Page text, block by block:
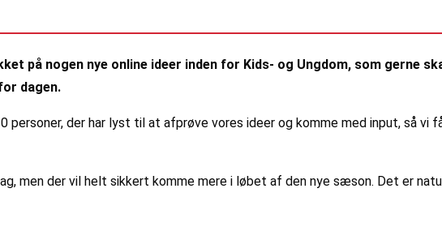
på nogen nye online ideer inden for Kids- og Ungdom, som
dagen.
personer, der har lyst til at afprøve vores ideer og komme med input, så
men der vil helt sikkert komme mere i løbet af den nye sæson. Det er